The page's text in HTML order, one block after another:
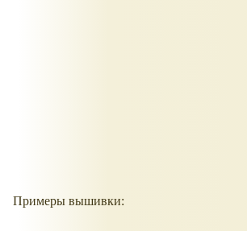
Примеры вышивки: